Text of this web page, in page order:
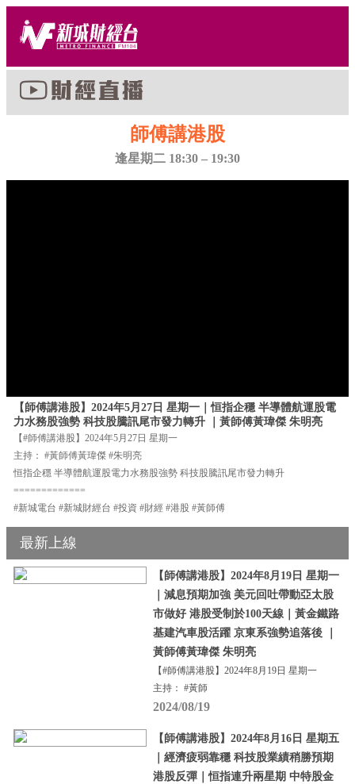
師傅講港股
逢星期二 18:30 – 19:30
【師傅講港股】2024年5月27日 星期一｜恒指企穩 半導體航運股電
力水務股強勢 科技股騰訊尾市發力轉升 ｜黃師傅黃瑋傑 朱明亮
【#師傅講港股】2024年5月27日 星期一
主持： #黃師傅黃瑋傑 #朱明亮
恒指企穩 半導體航運股電力水務股強勢 科技股騰訊尾市發力轉升
=============
#新城電台 #新城財經台 #投資 #財經 #港股 #黃師傅
最新上線
【師傅講港股】2024年8月19日 星期一
｜減息預期加強 美元回吐帶動亞太股
市做好 港股受制於100天線｜黃金鐵路
基建汽車股活躍 京東系強勢追落後 ｜
黃師傅黃瑋傑 朱明亮
【#師傅講港股】2024年8月19日 星期一
主持： #黃師
2024/08/19
【師傅講港股】2024年8月16日 星期五
｜經濟疲弱靠穩 科技股業績稍勝預期
港股反彈｜恒指連升兩星期 中特股金